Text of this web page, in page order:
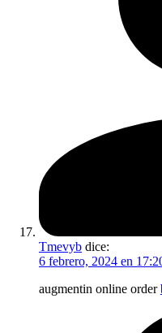
Tmevyb dice:
6 febrero, 2024 en
augmentin online order